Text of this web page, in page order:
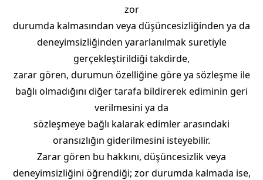
zor
durumda kalmasından veya düşüncesizliğinden ya da
deneyimsizliğinden yararlanılmak suretiyle
gerçekleştirildiği takdirde,
zarar gören, durumun özelliğine göre ya sözleşme ile
bağlı olmadığını diğer tarafa bildirerek ediminin geri
verilmesini ya da
sözleşmeye bağlı kalarak edimler arasındaki
oransızlığın giderilmesini isteyebilir.
Zarar gören bu hakkını, düşüncesizlik veya
deneyimsizliğini öğrendiği; zor durumda kalmada ise,